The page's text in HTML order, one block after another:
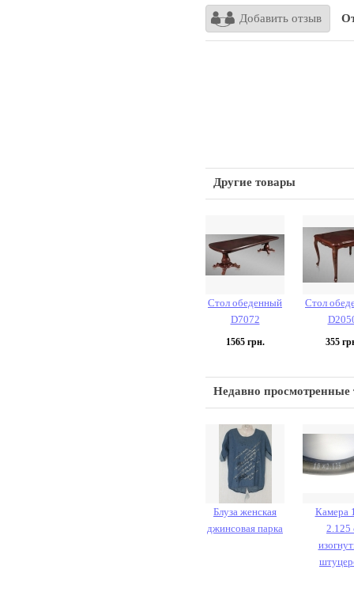
Добавить отзыв
Другие товары
Стол обеденный
D7072
1565грн.
Стол
355
Недавно просмотренные
Блуза женская
джинсовая парка
Камера
2.125